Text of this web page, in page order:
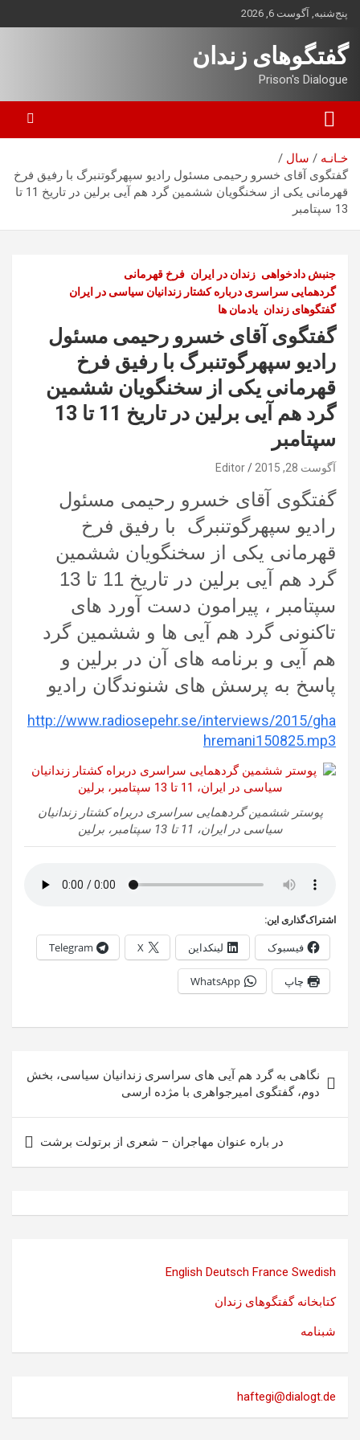
محتوا
بروید
پنج‌شنبه, آگوست 6, 2026
گفتگوهای زندان
Prison's Dialogue
خـانـه
سال
گفتگوی آقای خسرو رحیمی مسئول رادیو سپهرگوتنبرگ با رفیق فرخ
قهرمانی یکی از سخنگویان ششمین گرد هم آیی برلین در تاریخ 11 تا
13 سپتامبر
جنبش دادخواهی زندان در ایران فرخ قهرمانی
گردهمایی سراسری درباره کشتار زندانیان سیاسی در ایران
گفتگوهای زندان یادمان ها
گفتگوی آقای خسرو رحیمی مسئول
رادیو سپهرگوتنبرگ با رفیق فرخ
قهرمانی یکی از سخنگویان ششمین
گرد هم آیی برلین در تاریخ 11 تا 13
سپتامبر
آگوست 28, 2015 Editor
گفتگوی آقای خسرو رحیمی مسئول
رادیو سپهرگوتنبرگ با رفیق فرخ
قهرمانی یکی از سخنگویان ششمین
گرد هم آیی برلین در تاریخ 11 تا 13
سپتامبر ، پیرامون دست آورد های
تاکنونی گرد هم آیی ها و ششمین گرد
هم آیی و برنامه های آن در برلین و
پاسخ به پرسش های شنوندگان رادیو
http://www.radiosepehr.se/interviews/2015/gha
hremani150825.mp3
پوستر ششمین گردهمایی سراسری دربراه کشتار زندانیان
سیاسی در ایران، 11 تا 13 سپتامبر، برلین
اشتراک‌گذاری این:
فیسبوک لینکداین X
Telegram
چاپ WhatsApp
راهبری
نوشته
نگاهی به گرد هم آیی های سراسری زندانیان سیاسی، بخش
دوم، گفتگوی امیرجواهری با مژده ارسی
در باره عنوان مهاجران – شعری از برتولت برشت
English Deutsch France Swedish
کتابخانه گفتگوهای زندان
شبنامه
haftegi@dialogt.de